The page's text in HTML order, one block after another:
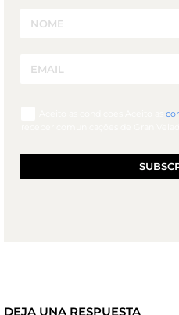
DEJA UNA RESPUESTA